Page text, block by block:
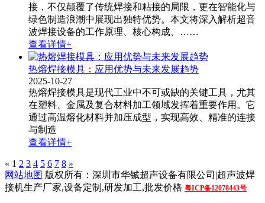
接，不仅颠覆了传统焊接和粘接的局限，更在智能化与
绿色制造浪潮中展现出独特优势。本文将深入解析超音
波焊接设备​的工作原理、核心构成、……
查看详情+
热熔焊接模具：应用优势与未来发展趋势
2025-10-27
热熔焊接模具​是现代工业中不可或缺的关键工具，尤其
在塑料、金属及复合材料加工领域发挥着重要作用。它
通过高温熔化材料并加压成型，实现高效、精准的连接
与制造
查看详情+
« 1 2 3 4 5 6 7 8 »
网站地图 版权所有：深圳市华铖超声设备有限公司|超声波焊
接机生产厂家,设备定制,研发加工,批发价格 粤ICP备12078443号